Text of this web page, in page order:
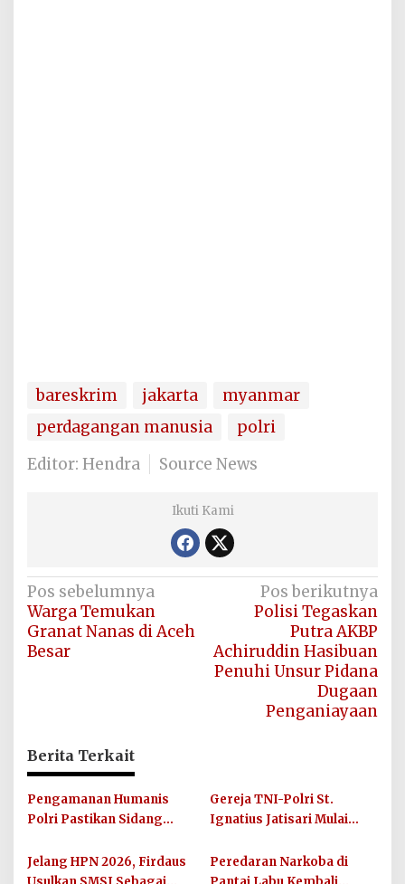
bareskrim jakarta
myanmar
perdagangan manusia
polri
Editor: Hendra
Source News
Ikuti Kami
Navigasi
pos
Pos sebelumnya
Warga Temukan
Granat Nanas di Aceh
Besar
Pos berikutnya
Polisi Tegaskan
Putra AKBP
Achiruddin Hasibuan
Penuhi Unsur Pidana
Dugaan
Penganiayaan
Berita Terkait
Pengamanan Humanis
Polri Pastikan Sidang
Berlangsung Aman dan
Lancar
Gereja TNI-Polri St.
Ignatius Jatisari Mulai
Suharyo Pimpin Prosesi
Peletakan Batu Pertama
Jelang HPN 2026, Firdaus
Peredaran Narkoba di